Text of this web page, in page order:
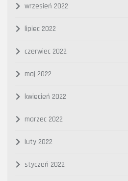
wrzesień 2022
lipiec 2022
czerwiec 2022
maj 2022
kwiecień 2022
marzec 2022
luty 2022
styczeń 2022